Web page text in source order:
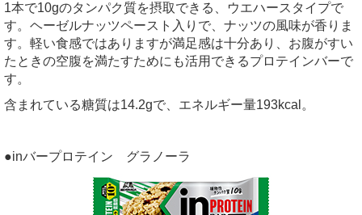
1本で10gのタンパク質を摂取できる、ウエハースタイプで
す。ヘーゼルナッツペースト入りで、ナッツの風味が香りま
す。軽い食感ではありますが満足感は十分あり、お腹がすい
たときの空腹を満たすためにも活用できるプロテインバーで
す。
含まれている糖質は14.2gで、エネルギー量193kcal。
●inバープロテイン グラノーラ